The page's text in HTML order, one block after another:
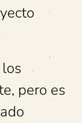
pero es